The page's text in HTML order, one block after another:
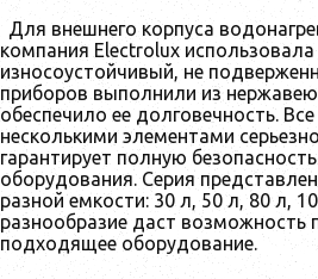
Для внешнего корпуса
компания Electrolux
износоустойчивый, не
приборов выполнили из
обеспечило ее долговечность.
несколькими элементами
гарантирует полную
оборудования. Серия
разной емкости: 30 л, 50 л, 80 л,
разнообразие даст возможность
подходящее оборудование.